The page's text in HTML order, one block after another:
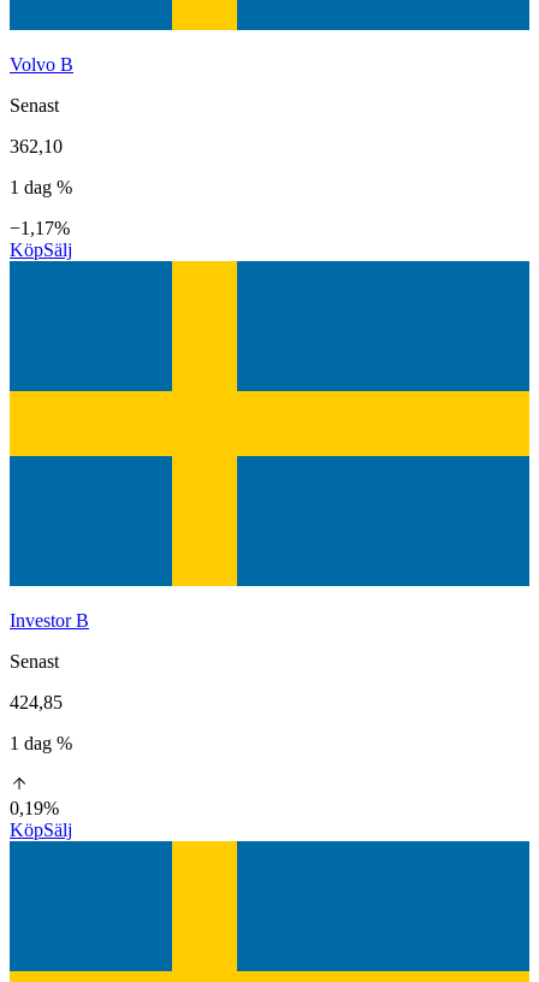
Volvo B
Senast
362,10
1 dag %
−1,17%
KöpSälj
Investor B
Senast
424,85
1 dag %
0,19%
KöpSälj